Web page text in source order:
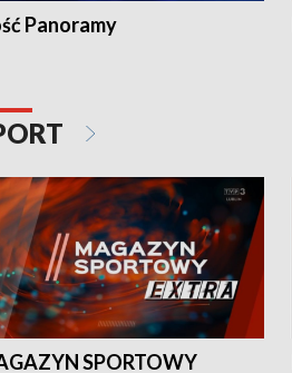
Panoramy
SPORTOWY